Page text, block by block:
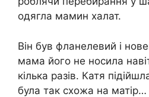
одягла мамин халат.
Він був фланелевий і
мама його не носила
кілька разів. Катя
була так схожа на матір…